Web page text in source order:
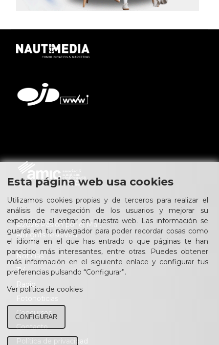
©2026 Pasión por el Mar.
All rights reserved.
Noticias
TV
Radio
Fotonoticias
Concursos
Contacto
Política de privacidad
Esta página web usa cookies
Utilizamos cookies propias y de terceros para realizar el
análisis de navegación de los usuarios y mejorar su
experiencia al entrar en nuestra web. Las información se
guarda en tu navegador para poder recordar cosas como
el idioma en el que has entrado o que páginas te han
parecido más interesantes, entre otras. Puedes obtener
más información en el siguiente enlace y configurar tus
preferencias pulsando “Configurar”.
Ver política de cookies
CONFIGURAR